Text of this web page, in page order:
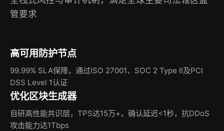
管要求
高可用防护节点
99.99% SLA保障，通过ISO 27001、SOC 2 Type II及PCI
DSS Level 1认证
优化区块生成器
自研高性能共识层，TPS达15万+，确认延迟<1秒，抗DDoS
攻击能力达1Tbps